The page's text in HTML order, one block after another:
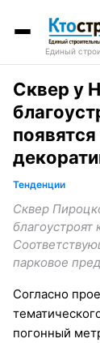
Единый
Сквер у
Тенденции
Сквер
благоустроят
парковое
Согласно
погонный